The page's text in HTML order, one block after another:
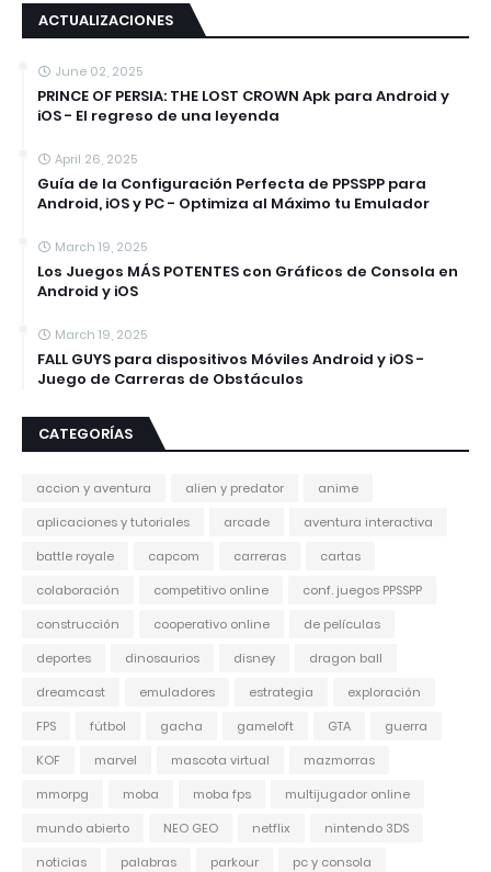
ACTUALIZACIONES
June 02, 2025
PRINCE OF PERSIA: THE LOST CROWN Apk para Android y
iOS - El regreso de una leyenda
April 26, 2025
Guía de la Configuración Perfecta de PPSSPP para
Android, iOS y PC - Optimiza al Máximo tu Emulador
March 19, 2025
Los Juegos MÁS POTENTES con Gráficos de Consola en
Android y iOS
March 19, 2025
FALL GUYS para dispositivos Móviles Android y iOS -
Juego de Carreras de Obstáculos
CATEGORÍAS
accion y aventura alien y predator
anime
aplicaciones y tutoriales
arcade
aventura interactiva
battle royale
capcom carreras
cartas
colaboración
competitivo online
conf. juegos PPSSPP
construcción
cooperativo online
de películas
deportes
dinosaurios disney
dragon ball
dreamcast
emuladores estrategia
exploración
FPS
fútbol gacha gameloft GTA
guerra
KOF
marvel mascota virtual
mazmorras
mmorpg
moba moba fps
multijugador online
mundo abierto
NEO GEO netflix
nintendo 3DS
noticias
palabras parkour
pc y consola